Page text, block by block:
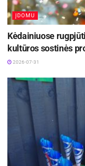
ĮDOMU
Kėdainiuose
kultūros sostinės
2026-07-31